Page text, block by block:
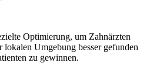
Optimierung, um Zahnärzten
lokalen Umgebung besser gefunden
zu gewinnen.